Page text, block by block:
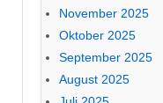
November 2025
Oktober 2025
September 2025
August 2025